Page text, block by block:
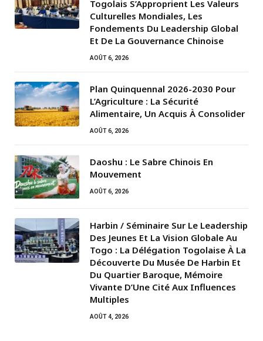
Togolais S’Approprient Les Valeurs
Culturelles Mondiales, Les
Fondements Du Leadership Global
Et De La Gouvernance Chinoise
AOÛT 6, 2026
Plan Quinquennal 2026-2030 Pour
L’Agriculture : La Sécurité
Alimentaire, Un Acquis À Consolider
AOÛT 6, 2026
Daoshu : Le Sabre Chinois En
Mouvement
AOÛT 6, 2026
Harbin / Séminaire Sur Le Leadership
Des Jeunes Et La Vision Globale Au
Togo : La Délégation Togolaise À La
Découverte Du Musée De Harbin Et
Du Quartier Baroque, Mémoire
Vivante D’Une Cité Aux Influences
Multiples
AOÛT 4, 2026